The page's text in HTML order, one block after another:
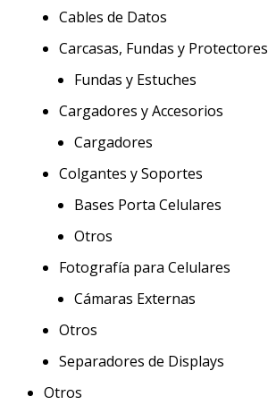
Cables de Datos
Carcasas, Fundas y Protectores
Fundas y Estuches
Cargadores y Accesorios
Cargadores
Colgantes y Soportes
Bases Porta Celulares
Otros
Fotografía para Celulares
Cámaras Externas
Otros
Separadores de Displays
Otros